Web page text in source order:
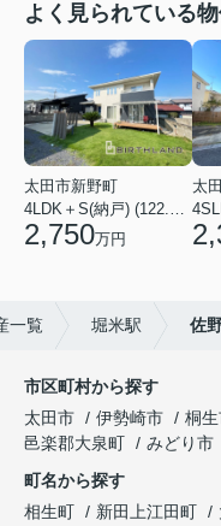
よく見られている
太田市新野町
4LDK＋S(納戸) (122.55㎡)
2,750万円
太
一覧 堀米駅 佐
市区町村から探す
太田市
伊勢崎市 桐
邑楽郡大泉町
みどり市
町名から探す
相生町
新田上江田町